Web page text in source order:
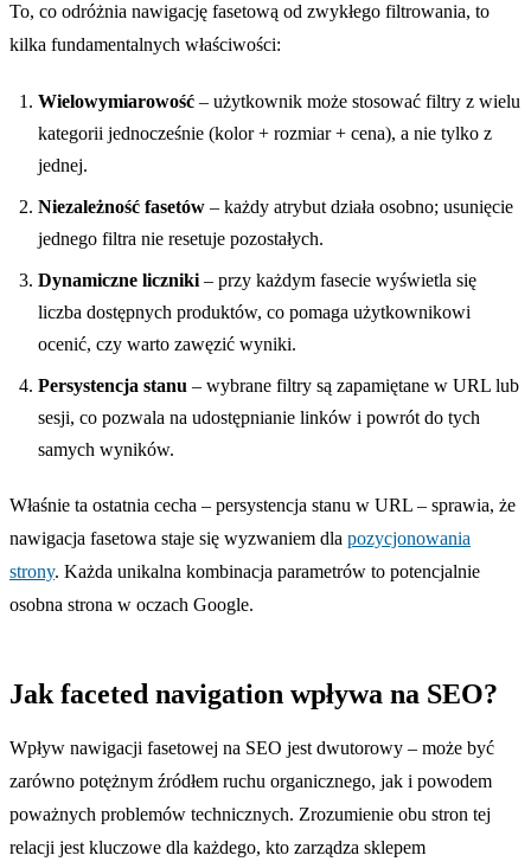
To, co odróżnia nawigację fasetową od zwykłego filtrowania, to
kilka fundamentalnych właściwości:
Wielowymiarowość – użytkownik może stosować filtry z wielu
kategorii jednocześnie (kolor + rozmiar + cena), a nie tylko z
jednej.
Niezależność fasetów – każdy atrybut działa osobno; usunięcie
jednego filtra nie resetuje pozostałych.
Dynamiczne liczniki – przy każdym fasecie wyświetla się
liczba dostępnych produktów, co pomaga użytkownikowi
ocenić, czy warto zawęzić wyniki.
Persystencja stanu – wybrane filtry są zapamiętane w URL lub
sesji, co pozwala na udostępnianie linków i powrót do tych
samych wyników.
Właśnie ta ostatnia cecha – persystencja stanu w URL – sprawia, że
nawigacja fasetowa staje się wyzwaniem dla pozycjonowania
strony. Każda unikalna kombinacja parametrów to potencjalnie
osobna strona w oczach Google.
Jak faceted navigation wpływa na SEO?
Wpływ nawigacji fasetowej na SEO jest dwutorowy – może być
zarówno potężnym źródłem ruchu organicznego, jak i powodem
poważnych problemów technicznych. Zrozumienie obu stron tej
relacji jest kluczowe dla każdego, kto zarządza sklepem